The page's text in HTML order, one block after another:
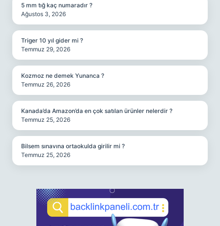
5 mm tığ kaç numaradır ?
Ağustos 3, 2026
Triger 10 yıl gider mi ?
Temmuz 29, 2026
Kozmoz ne demek Yunanca ?
Temmuz 26, 2026
Kanada’da Amazon’da en çok satılan ürünler nelerdir ?
Temmuz 25, 2026
Bilsem sınavına ortaokulda girilir mi ?
Temmuz 25, 2026